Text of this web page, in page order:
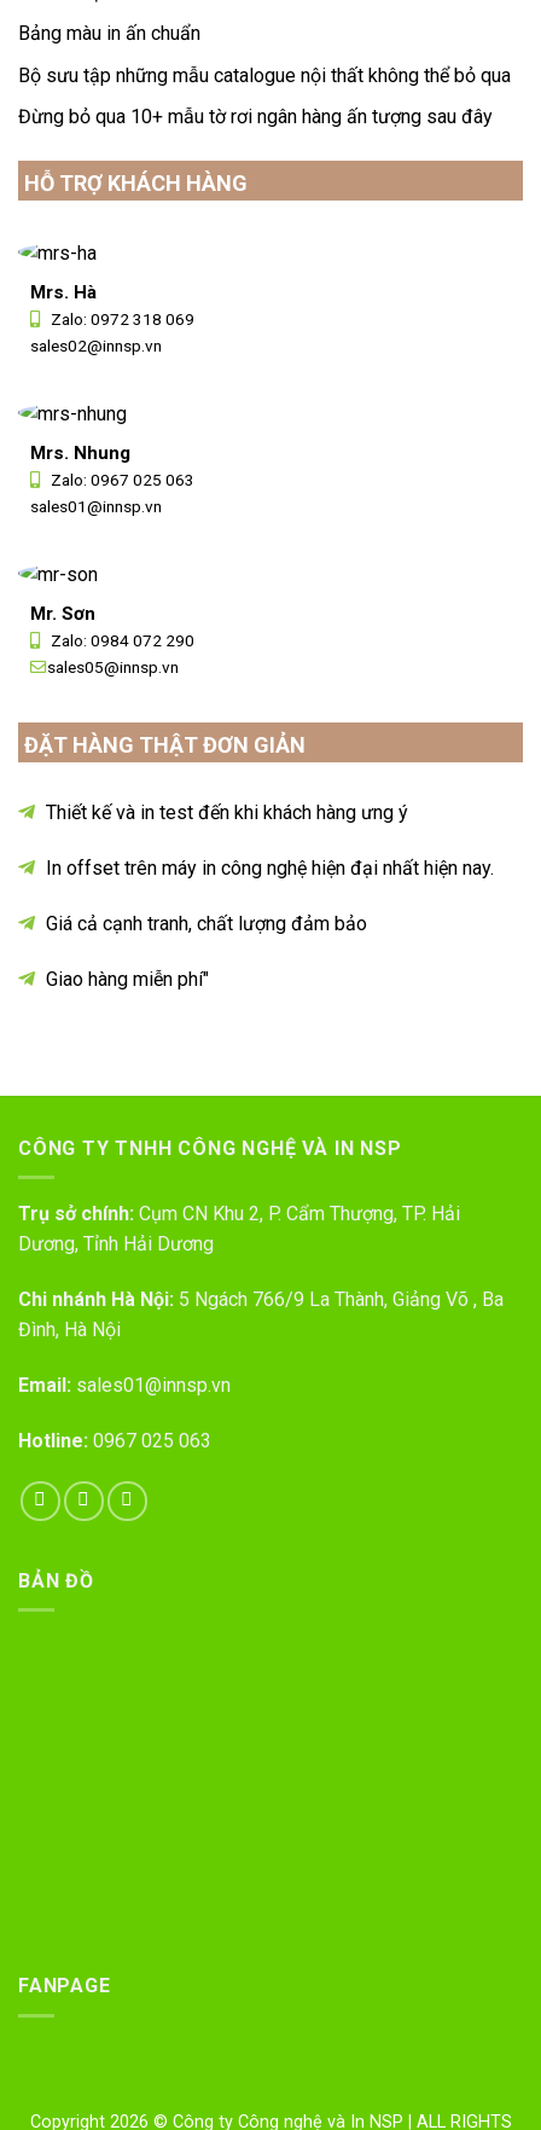
Bảng màu in ấn chuẩn
Bộ sưu tập những mẫu catalogue nội thất không thể bỏ qua
Đừng bỏ qua 10+ mẫu tờ rơi ngân hàng ấn tượng sau đây
HỖ TRỢ KHÁCH HÀNG
Mrs. Hà
Zalo: 0972 318 069
sales02@innsp.vn
Mrs. Nhung
Zalo: 0967 025 063
sales01@innsp.vn
Mr. Sơn
Zalo: 0984 072 290
sales05@innsp.vn
ĐẶT HÀNG THẬT ĐƠN GIẢN
Thiết kế và in test đến khi khách hàng ưng ý
In offset trên máy in công nghệ hiện đại nhất hiện nay.
Giá cả cạnh tranh, chất lượng đảm bảo
Giao hàng miễn phí"
CÔNG TY TNHH CÔNG NGHỆ VÀ IN NSP
Trụ sở chính: Cụm CN Khu 2, P. Cẩm Thượng, TP. Hải
Dương, Tỉnh Hải Dương
Chi nhánh Hà Nội: 5 Ngách 766/9 La Thành, Giảng Võ , Ba
Đình, Hà Nội
Email: sales01@innsp.vn
Hotline: 0967 025 063
BẢN ĐỒ
FANPAGE
Copyright 2026 © Công ty Công nghệ và In NSP | ALL RIGHTS